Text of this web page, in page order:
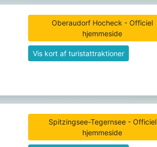
Oberaudorf Hocheck - Officiel
hjemmeside
Vis kort af turistattraktioner
Spitzingsee-Tegernsee - Officiel
hjemmeside